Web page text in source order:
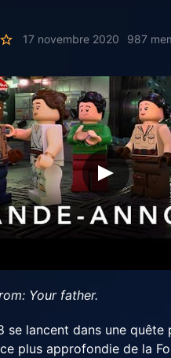
17 novembre 2020 987
Your father.
se lancent dans une quête
plus approfondie de la